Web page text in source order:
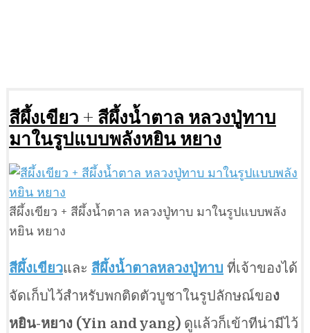
สีผึ้งเขียว + สีผึ้งน้ำตาล หลวงปู่ทาบ
มาในรูปแบบพลังหยิน หยาง
สีผึ้งเขียว + สีผึ้งน้ำตาล หลวงปู่ทาบ มาในรูปแบบพลัง
หยิน หยาง
สีผึ้งเขียวและ สีผึ้งน้ำตาลหลวงปู่ทาบ ที่เจ้าของได้
จัดเก็บไว้สำหรับพกติดตัวบูชาในรูปลักษณ์ของ
หยิน-หยาง (Yin and yang) ดูแล้วก็เข้าทีน่ามีไว้